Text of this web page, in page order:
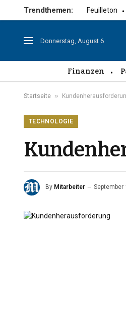
Trendthemen: Feuilleton
Donnerstag, August 6
Finanzen
Startseite »
TECHNOLOGIE
By Mitarbeiter September